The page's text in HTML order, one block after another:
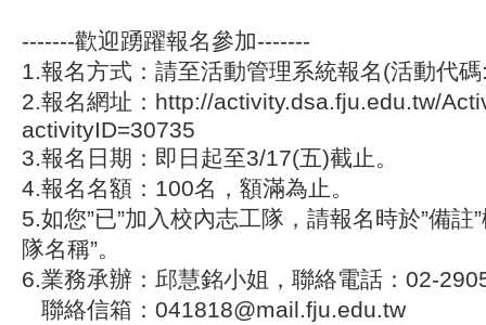
-------歡迎踴躍報名參加-------
1.報名方式：請至活動管理系統報名(活動代
2.報名網址：http://activity.dsa.fju.edu.tw/
activityID=30735
3.報名日期：即日起至3/17(五)截止。
4.報名名額：100名，額滿為止。
5.如您”已”加入校內志工隊，請報名時於”備註
隊名稱”。
6.業務承辦：邱慧銘小姐，聯絡電話：02-
聯絡信箱：041818@mail.fju.edu.tw